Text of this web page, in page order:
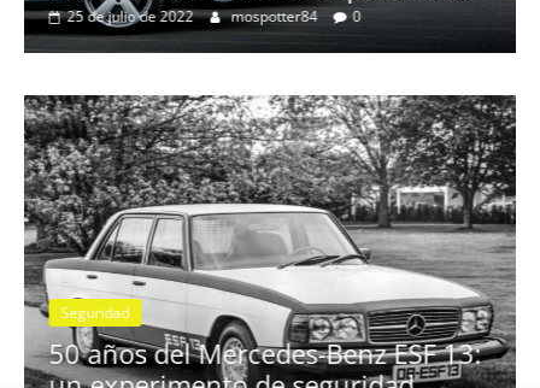
25 de julio de 2022 mospotter84 0
Seguridad
50 años del Mercedes-Benz ESF 13: